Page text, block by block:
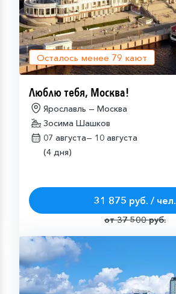
Осталось менее 79 кают
Люблю тебя, Москва!
Ярославль — Москва
Зосима Шашков
07 августа— 10 августа
(4 дня)
31 875 руб. / чел.
от 37 500 руб.